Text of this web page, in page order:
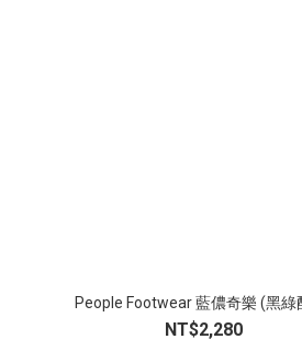
People Footwear 藍儂奇樂 (黑綠
NT$2,280